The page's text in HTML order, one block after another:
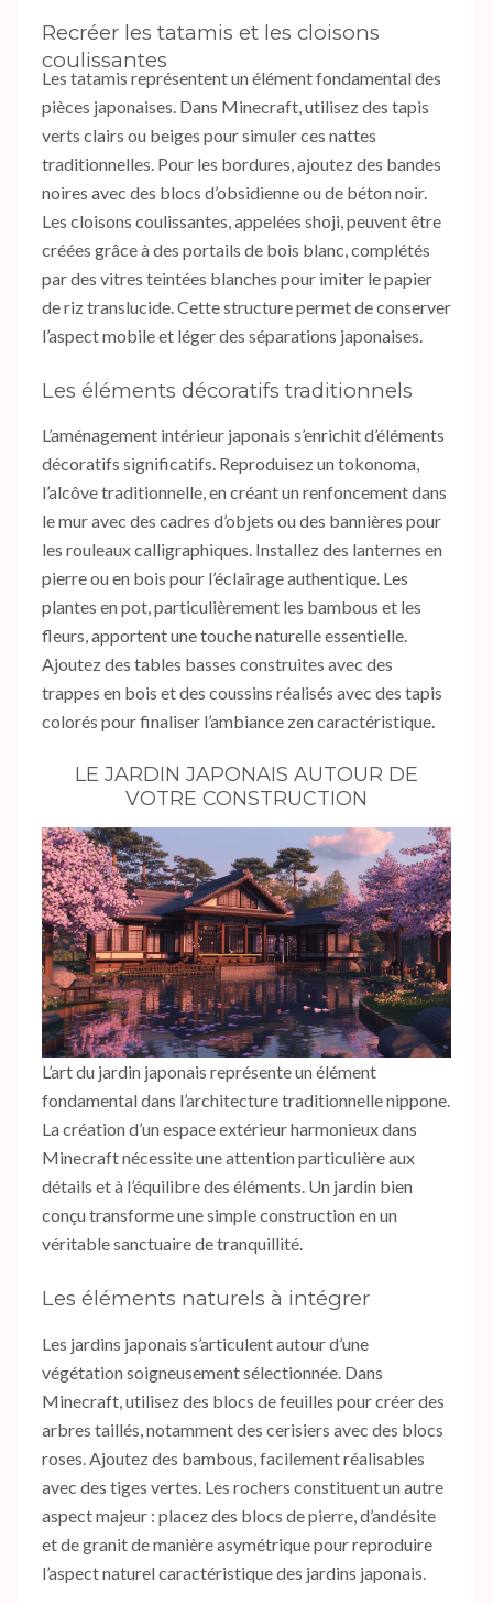
Recréer les tatamis et les cloisons
coulissantes
Les tatamis représentent un élément fondamental des
pièces japonaises. Dans Minecraft, utilisez des tapis
verts clairs ou beiges pour simuler ces nattes
traditionnelles. Pour les bordures, ajoutez des bandes
noires avec des blocs d’obsidienne ou de béton noir.
Les cloisons coulissantes, appelées shoji, peuvent être
créées grâce à des portails de bois blanc, complétés
par des vitres teintées blanches pour imiter le papier
de riz translucide. Cette structure permet de conserver
l’aspect mobile et léger des séparations japonaises.
Les éléments décoratifs traditionnels
L’aménagement intérieur japonais s’enrichit d’éléments
décoratifs significatifs. Reproduisez un tokonoma,
l’alcôve traditionnelle, en créant un renfoncement dans
le mur avec des cadres d’objets ou des bannières pour
les rouleaux calligraphiques. Installez des lanternes en
pierre ou en bois pour l’éclairage authentique. Les
plantes en pot, particulièrement les bambous et les
fleurs, apportent une touche naturelle essentielle.
Ajoutez des tables basses construites avec des
trappes en bois et des coussins réalisés avec des tapis
colorés pour finaliser l’ambiance zen caractéristique.
LE JARDIN JAPONAIS AUTOUR DE
VOTRE CONSTRUCTION
L’art du jardin japonais représente un élément
fondamental dans l’architecture traditionnelle nippone.
La création d’un espace extérieur harmonieux dans
Minecraft nécessite une attention particulière aux
détails et à l’équilibre des éléments. Un jardin bien
conçu transforme une simple construction en un
véritable sanctuaire de tranquillité.
Les éléments naturels à intégrer
Les jardins japonais s’articulent autour d’une
végétation soigneusement sélectionnée. Dans
Minecraft, utilisez des blocs de feuilles pour créer des
arbres taillés, notamment des cerisiers avec des blocs
roses. Ajoutez des bambous, facilement réalisables
avec des tiges vertes. Les rochers constituent un autre
aspect majeur : placez des blocs de pierre, d’andésite
et de granit de manière asymétrique pour reproduire
l’aspect naturel caractéristique des jardins japonais.